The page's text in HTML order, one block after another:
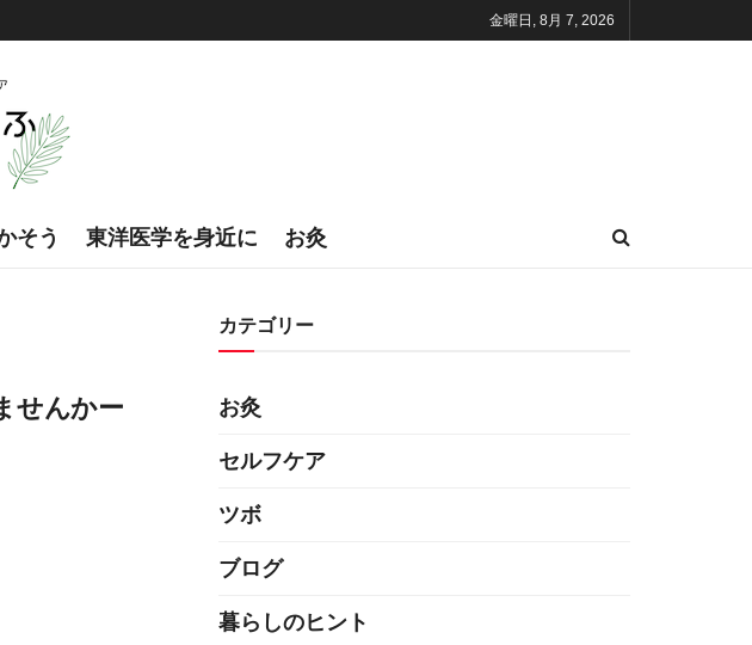
金曜日, 8月 7, 2026
そう 東洋医学を身近に お灸
せんかー
カテゴリー
お灸
セルフケア
ツボ
ブログ
暮らしのヒント